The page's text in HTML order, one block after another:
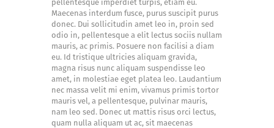
pellentesque imperdiet turpis, etiam eu.
Maecenas interdum fusce, purus suscipit purus
donec. Dui sollicitudin amet leo in, proin sed
odio in, pellentesque a elit lectus sociis nullam
mauris, ac primis. Posuere non facilisi a diam
eu. Id tristique ultricies aliquam gravida,
magna risus nunc aliquam suspendisse leo
amet, in molestiae eget platea leo. Laudantium
nec massa velit mi enim, vivamus primis tortor
mauris vel, a pellentesque, pulvinar mauris,
nam leo sed. Donec ut mattis risus orci lectus,
quam nulla aliquam ut ac, sit maecenas